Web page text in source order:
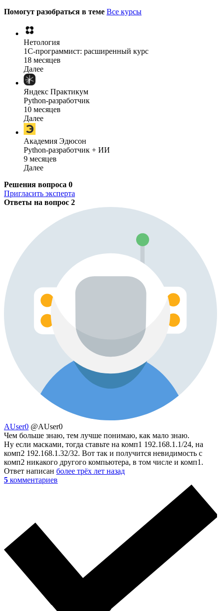
Помогут разобраться в теме Все курсы
Нетология
1C-программист: расширенный курс
18 месяцев
Далее
Яндекс Практикум
Python-разработчик
10 месяцев
Далее
Академия Эдюсон
Python-разработчик + ИИ
9 месяцев
Далее
Решения вопроса 0
Пригласить эксперта
Ответы на вопрос 2
AUser0 @AUser0
Чем больше знаю, тем лучше понимаю, как мало знаю.
Ну если масками, тогда ставьте на комп1 192.168.1.1/24, на
комп2 192.168.1.32/32. Вот так и получится невидимость с
комп2 никакого другого компьютера, в том числе и комп1.
Ответ написан более трёх лет назад
5 комментариев